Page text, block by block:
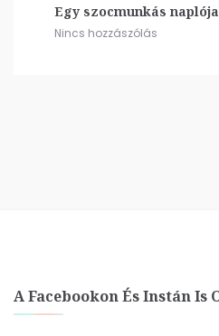
Egy szocmunkás
Nincs hozzászólás
A Facebookon És Instán Is